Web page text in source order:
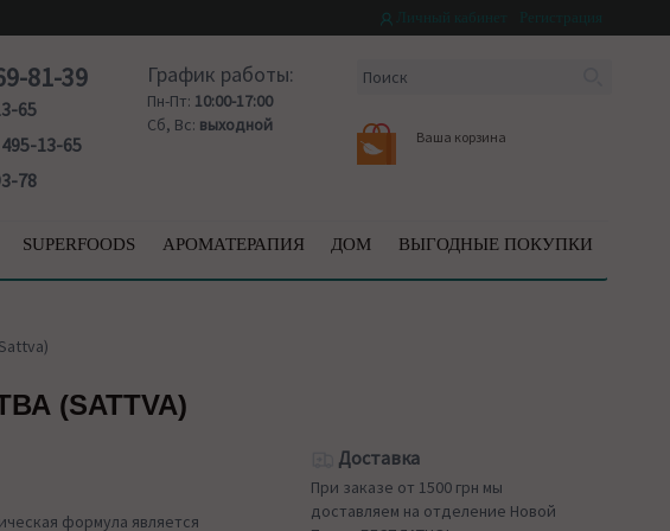
81-39
65
13-65
78
График работы:
Пн-Пт: 10:00-17:00
Сб, Вс: выходной
Ваша корзина
SUPERFOODS АРОМАТЕРАПИЯ ДОМ ВЫГОДНЫЕ ПОКУПКИ
(SATTVA)
формула является
Доставка
При заказе от 1500 грн мы
доставляем на отделение Новой